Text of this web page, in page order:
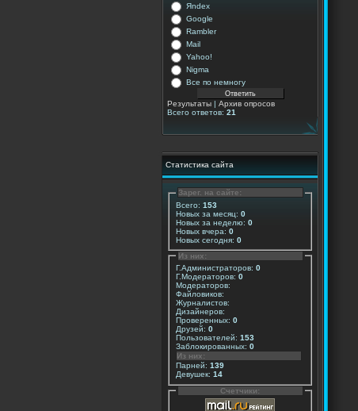
Яndex
Google
Rambler
Mail
Yahoo!
Nigma
Все по немногу
Результаты | Архив опросов
Всего ответов: 21
Статистика сайта
Зарег. на сайте:
Всего: 153
Новых за месяц: 0
Новых за неделю: 0
Новых вчера: 0
Новых сегодня: 0
Из них:
Г.Администраторов: 0
Г.Модераторов: 0
Модераторов:
Файловиков:
Журналистов:
Дизайнеров:
Проверенных: 0
Друзей: 0
Пользователей: 153
Заблокированных: 0
Из них:
Парней: 139
Девушек: 14
Счетчики: